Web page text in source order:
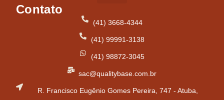
Contato
(41) 3668-4344
(41) 99991-3138
(41) 98872-3045
sac@qualitybase.com.br
R. Francisco Eugênio Gomes Pereira, 747 - Atuba,